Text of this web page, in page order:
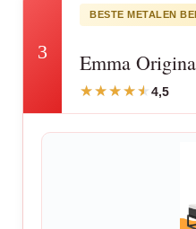
3
BESTE METALEN
Emma
4,5